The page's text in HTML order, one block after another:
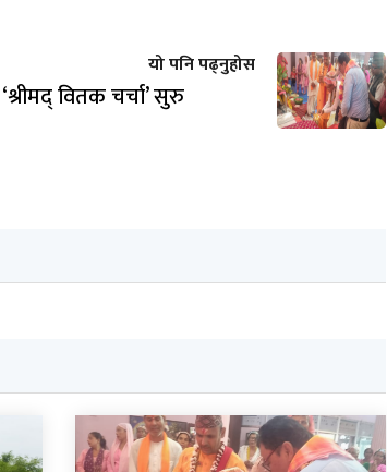
यो पनि पढ्नुहोस
वितक चर्चा’ सुरु